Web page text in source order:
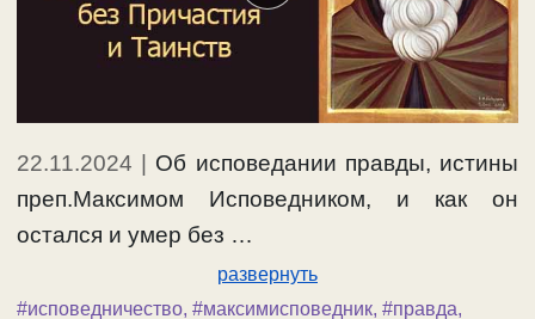
22.11.2024 | Об исповедании правды, истины
преп.Максимом Исповедником, и как он
остался и умер без …
развернуть
#исповедничество, #максимисповедник, #правда,